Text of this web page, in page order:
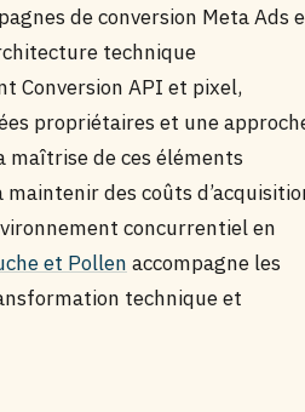
de conversion Meta Ads
technique
Conversion API et pixel,
propriétaires et une
maîtrise de ces éléments
des coûts
concurrentiel en
et Pollen accompagne les
technique et